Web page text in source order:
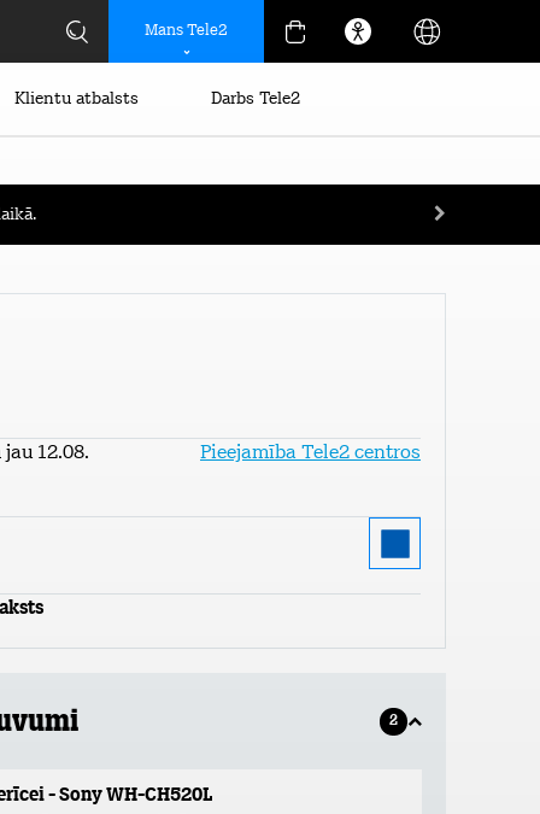
Mans Tele2
Klientu atbalsts Darbs Tele2
12.08. Pieejamība Tele2 centros
2
- Sony WH-CH520L